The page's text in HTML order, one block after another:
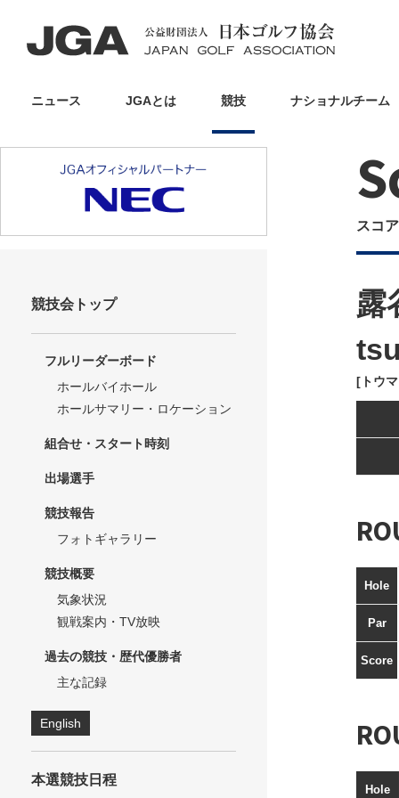
ニュース JGAとは 競技 ナショナルチーム
スコ
露
[トウ
Hole
Par
Score
Hole
競技会トップ
フルリーダーボード
ホールバイホール
ホールサマリー・ロケーション
組合せ・スタート時刻
出場選手
競技報告
フォトギャラリー
競技概要
気象状況
観戦案内・TV放映
過去の競技・歴代優勝者
主な記録
English
本選競技日程